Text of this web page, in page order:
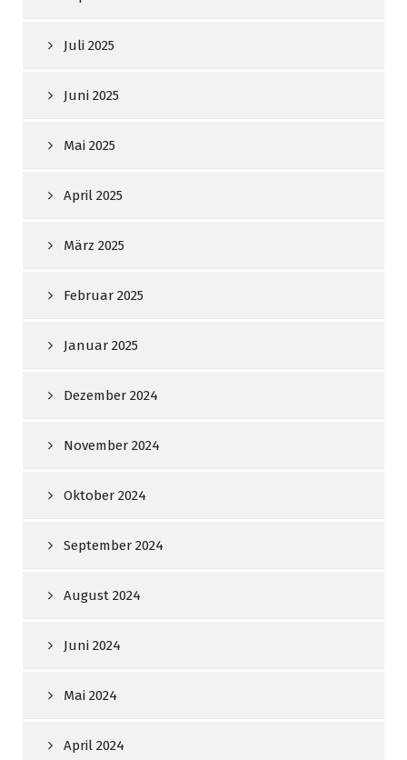
Juli 2025
Juni 2025
Mai 2025
April 2025
März 2025
Februar 2025
Januar 2025
Dezember 2024
November 2024
Oktober 2024
September 2024
August 2024
Juni 2024
Mai 2024
April 2024